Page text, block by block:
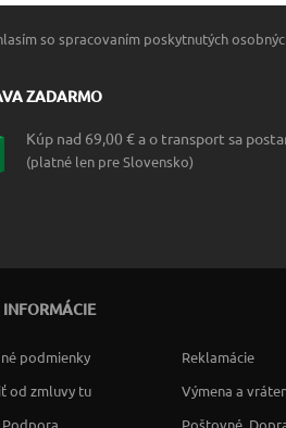
so spracovaním poskytnutých
ZADARMO
Kúp nad 69,00 € a o transport sa
(platné len pre Slovensko)
INFORMÁCIE
podmienky
Reklamácie
od zmluvy tu
Výmena a